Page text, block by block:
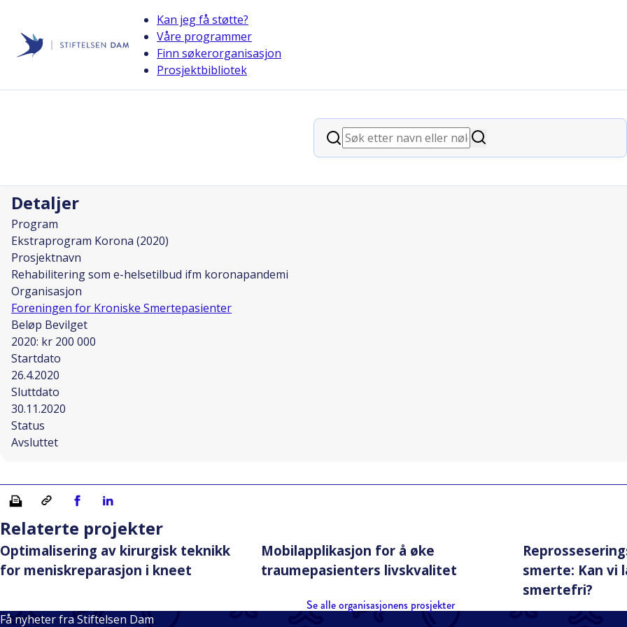
Kan jeg få støtte?
Våre programmer
Finn søkerorganisasjon
Prosjektbibliotek
Søk
Søk
Detaljer
Program
Ekstraprogram Korona (2020)
Prosjektnavn
Rehabilitering som e-helsetilbud ifm koronapandemi
Organisasjon
Foreningen for Kroniske Smertepasienter
Beløp Bevilget
2020: kr 200 000
Startdato
26.4.2020
Sluttdato
30.11.2020
Status
Avsluttet
Skriv ut Kopiera länkDel på Facebook
Del på Linkedin
Relaterte projekter
Optimalisering av kirurgisk teknikk
for meniskreparasjon i kneet
Mobilapplikasjon for å øke
traumepasienters livskvalitet
smerte: Kan vi
smertefri?
Se alle organisasjonens prosjekter
Få nyheter fra Stiftelsen Dam